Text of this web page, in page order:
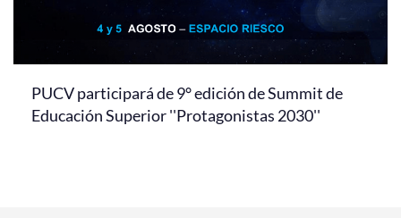
PUCV participará de 9° edición de Summit de
Educación Superior ''Protagonistas 2030''